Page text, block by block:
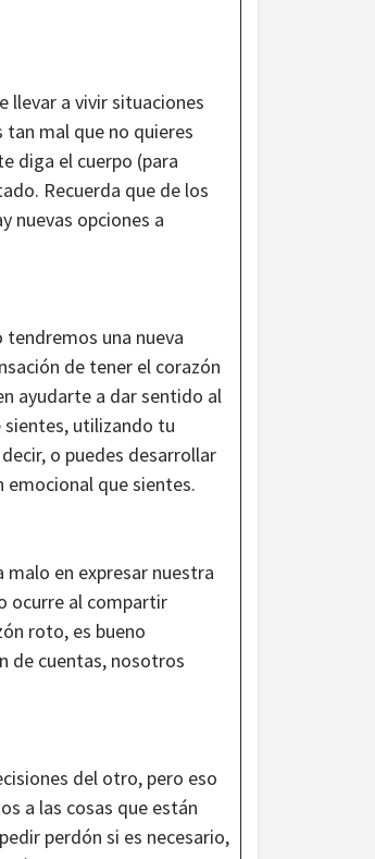
llevar a vivir situaciones
mal que no quieres
diga el cuerpo (para
Recuerda que de los
nuevas opciones a
una nueva
de tener el corazón
ayudarte a dar sentido al
sientes, utilizando tu
o puedes desarrollar
emocional que sientes.
en expresar nuestra
ocurre al compartir
roto, es bueno
de cuentas, nosotros
del otro, pero eso
a las cosas que están
perdón si es necesario,